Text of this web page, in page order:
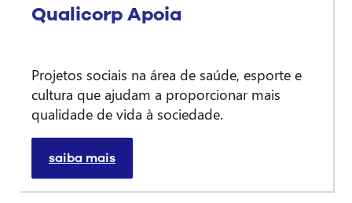
Qualicorp Apoia
Projetos sociais na área de saúde, esporte e
cultura que ajudam a proporcionar mais
qualidade de vida à sociedade.
saiba mais